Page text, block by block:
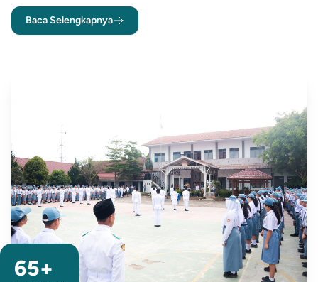
Baca Selengkapnya
65+